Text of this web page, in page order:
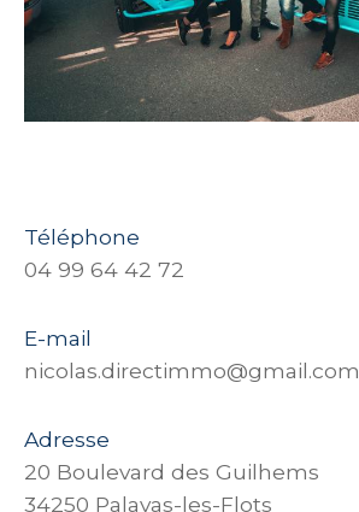
Téléphone
04 99 64 42 72
E-mail
nicolas.directimmo@gmail.com
Adresse
20 Boulevard des Guilhems
34250 Palavas-les-Flots